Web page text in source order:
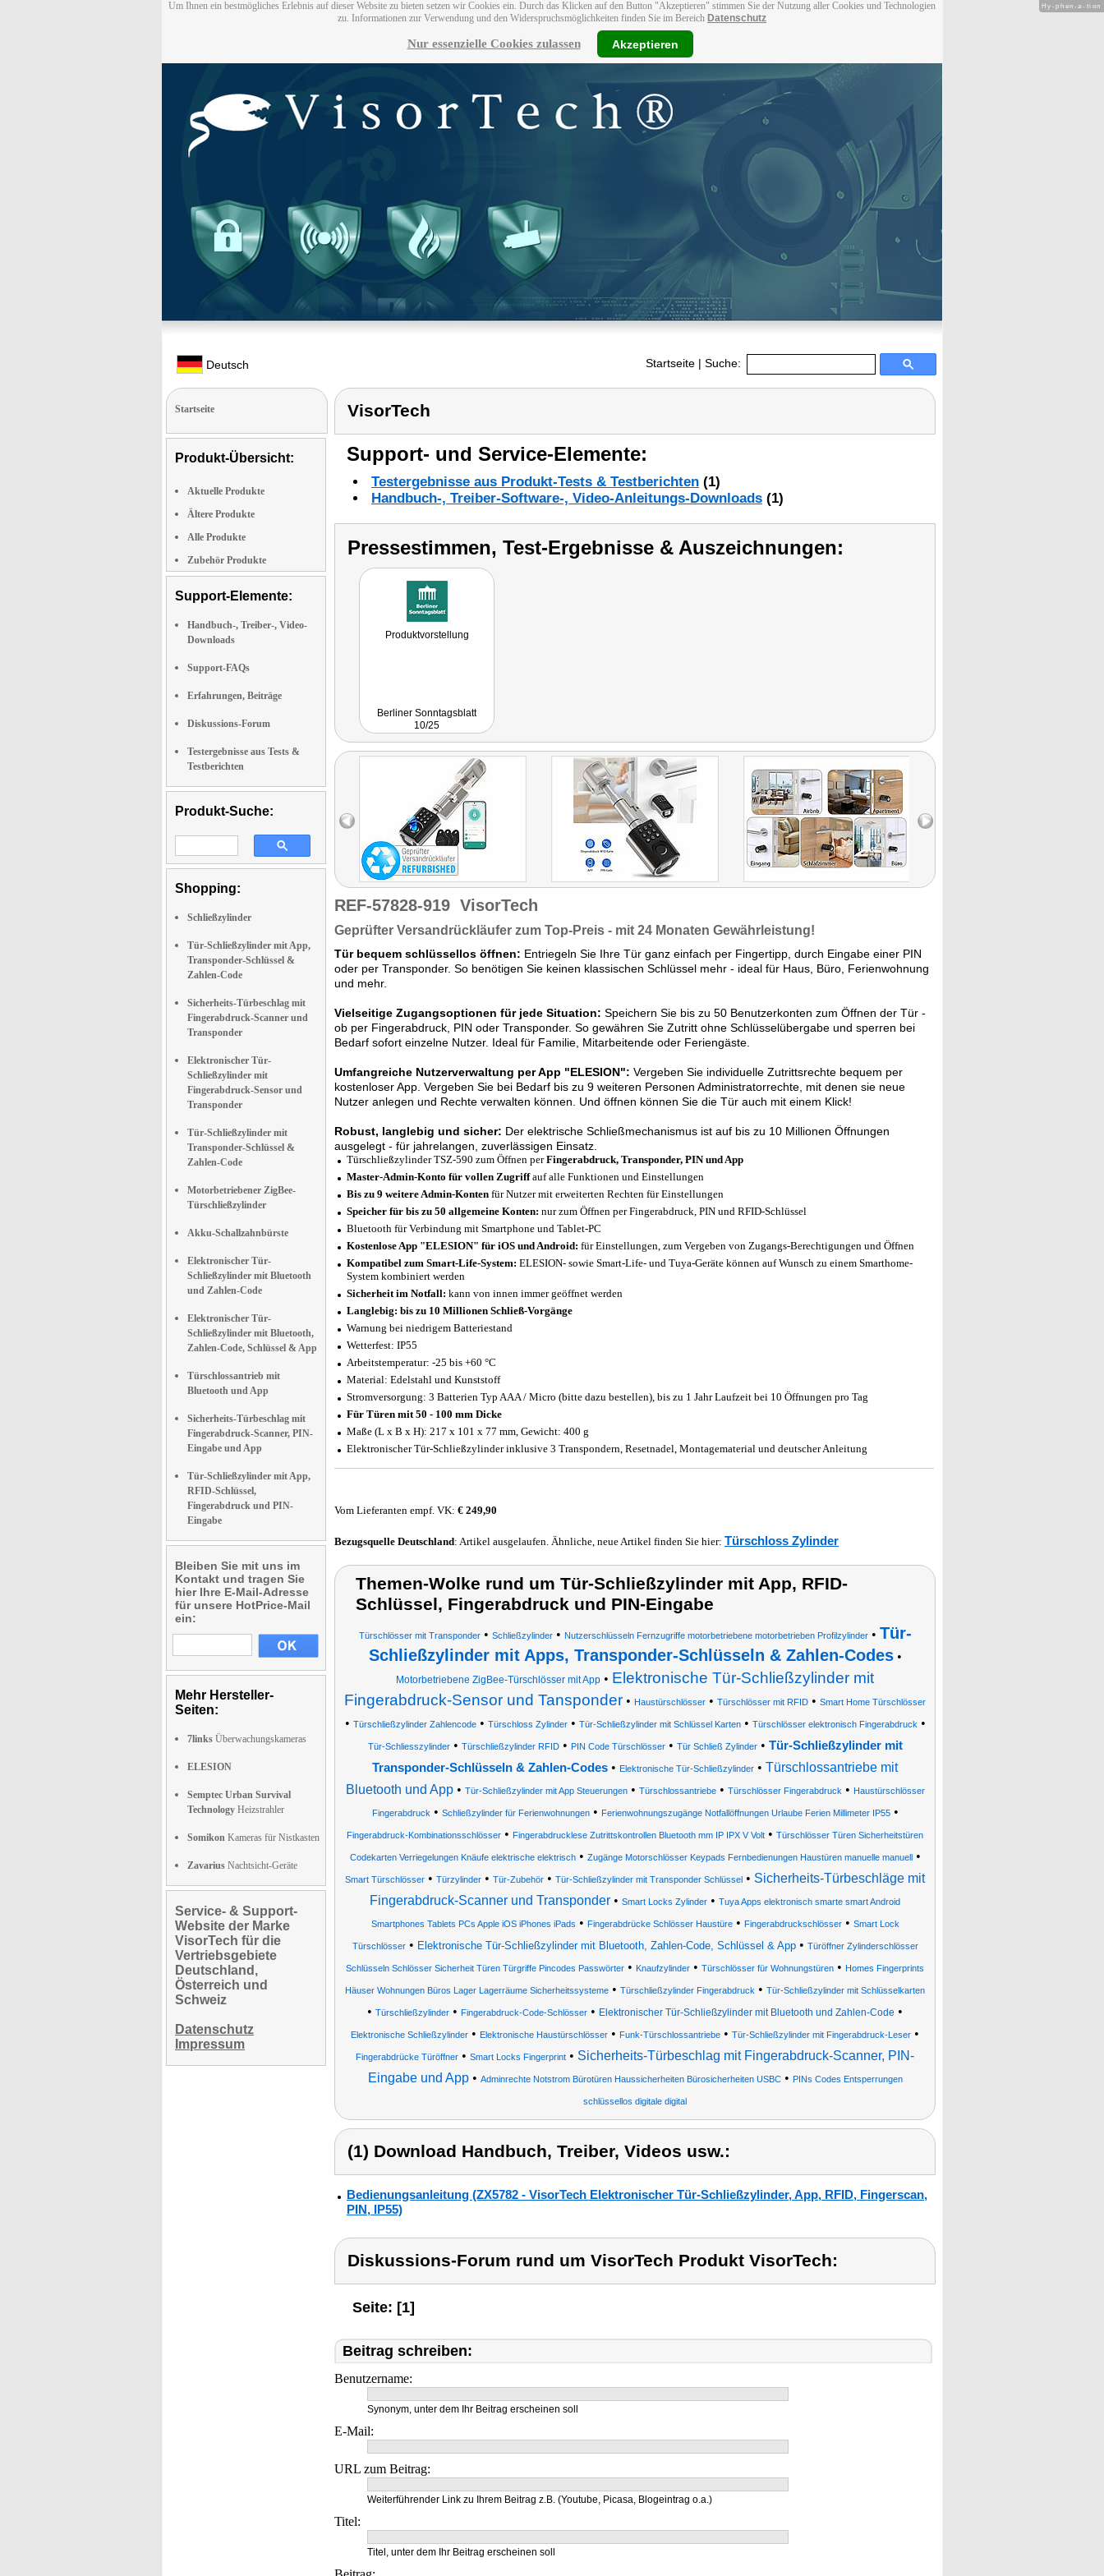
Um Ihnen ein bestmögliches Erlebnis auf dieser Website zu bieten setzen wir Cookies ein. Durch das Klicken auf den Button "Akzeptieren" stimmen Sie der Nutzung aller Cookies und Technologien
zu. Informationen zur Verwendung und den Widerspruchsmöglichkeiten finden Sie im Bereich Datenschutz
Nur essenzielle Cookies zulassen Akzeptieren
Deutsch Startseite | Suche:
Startseite
Produkt-Übersicht:
Aktuelle Produkte
Ältere Produkte
Alle Produkte
Zubehör Produkte
Support-Elemente:
Handbuch-, Treiber-, Video-
Downloads
Support-FAQs
Erfahrungen, Beiträge
Diskussions-Forum
Testergebnisse aus Tests &
Testberichten
Produkt-Suche:
Shopping:
Schließzylinder
Tür-Schließzylinder mit App,
Transponder-Schlüssel &
Zahlen-Code
Sicherheits-Türbeschlag mit
Fingerabdruck-Scanner und
Transponder
Elektronischer Tür-
Schließzylinder mit
Fingerabdruck-Sensor und
Transponder
Tür-Schließzylinder mit
Transponder-Schlüssel &
Zahlen-Code
Motorbetriebener ZigBee-
Türschließzylinder
Akku-Schallzahnbürste
Elektronischer Tür-
Schließzylinder mit Bluetooth
und Zahlen-Code
Elektronischer Tür-
Schließzylinder mit Bluetooth,
Zahlen-Code, Schlüssel & App
Türschlossantrieb mit
Bluetooth und App
Sicherheits-Türbeschlag mit
Fingerabdruck-Scanner, PIN-
Eingabe und App
Tür-Schließzylinder mit App,
RFID-Schlüssel,
Fingerabdruck und PIN-
Eingabe
Bleiben Sie mit uns im
Kontakt und tragen Sie
hier Ihre E-Mail-Adresse
für unsere HotPrice-Mail
ein:
Mehr Hersteller-
Seiten:
7links Überwachungskameras
ELESION
Semptec Urban Survival
Technology Heizstrahler
Somikon Kameras für Nistkasten
Zavarius Nachtsicht-Geräte
Service- & Support-
Website der Marke
VisorTech für die
Vertriebsgebiete
Deutschland,
Österreich und
Schweiz
Datenschutz
Impressum
VisorTech
Support- und Service-Elemente:
Testergebnisse aus Produkt-Tests & Testberichten (1)
Handbuch-, Treiber-Software-, Video-Anleitungs-Downloads (1)
Pressestimmen, Test-Ergebnisse & Auszeichnungen:
Produktvorstellung
Berliner Sonntagsblatt
10/25
REF-57828-919 VisorTech
Geprüfter Versandrückläufer zum Top-Preis - mit 24 Monaten Gewährleistung!
Tür bequem schlüssellos öffnen: Entriegeln Sie Ihre Tür ganz einfach per Fingertipp, durch Eingabe einer PIN
oder per Transponder. So benötigen Sie keinen klassischen Schlüssel mehr - ideal für Haus, Büro, Ferienwohnung
und mehr.
Vielseitige Zugangsoptionen für jede Situation: Speichern Sie bis zu 50 Benutzerkonten zum Öffnen der Tür -
ob per Fingerabdruck, PIN oder Transponder. So gewähren Sie Zutritt ohne Schlüsselübergabe und sperren bei
Bedarf sofort einzelne Nutzer. Ideal für Familie, Mitarbeitende oder Feriengäste.
Umfangreiche Nutzerverwaltung per App "ELESION": Vergeben Sie individuelle Zutrittsrechte bequem per
kostenloser App. Vergeben Sie bei Bedarf bis zu 9 weiteren Personen Administratorrechte, mit denen sie neue
Nutzer anlegen und Rechte verwalten können. Und öffnen können Sie die Tür auch mit einem Klick!
Robust, langlebig und sicher: Der elektrische Schließmechanismus ist auf bis zu 10 Millionen Öffnungen
ausgelegt - für jahrelangen, zuverlässigen Einsatz.
Türschließzylinder TSZ-590 zum Öffnen perFingerabdruck, Transponder, PIN und App
Master-Admin-Konto für vollen Zugriffauf alle Funktionen und Einstellungen
Bis zu 9 weitere Admin-Konten für Nutzer mit erweiterten Rechten für Einstellungen
Speicher für bis zu 50 allgemeine Konten: nur zum Öffnen per Fingerabdruck, PIN und RFID-Schlüssel
Bluetooth für Verbindung mit Smartphone und Tablet-PC
Kostenlose App "ELESION" für iOS und Android: für Einstellungen, zum Vergeben von Zugangs-Berechtigungen und Öffnen
Kompatibel zum Smart-Life-System: ELESION- sowie Smart-Life- und Tuya-Geräte können auf Wunsch zu einem Smarthome-
System kombiniert werden
Sicherheit im Notfall: kann von innen immer geöffnet werden
Langlebig: bis zu 10 Millionen Schließ-Vorgänge
Warnung bei niedrigem Batteriestand
Wetterfest: IP55
Arbeitstemperatur: -25 bis +60 °C
Material: Edelstahl und Kunststoff
Stromversorgung: 3 Batterien Typ AAA / Micro (bitte dazu bestellen), bis zu 1 Jahr Laufzeit bei 10 Öffnungen pro Tag
Für Türen mit 50 - 100 mm Dicke
Maße (L x B x H): 217 x 101 x 77 mm, Gewicht: 400 g
Elektronischer Tür-Schließzylinder inklusive 3 Transpondern, Resetnadel, Montagematerial und deutscher Anleitung
Vom Lieferanten empf. VK: € 249,90
Bezugsquelle Deutschland: Artikel ausgelaufen. Ähnliche, neue Artikel finden Sie hier: Türschloss Zylinder
Themen-Wolke rund um Tür-Schließzylinder mit App, RFID-
Schlüssel, Fingerabdruck und PIN-Eingabe
Türschlösser mit Transponder• Schließzylinder• Nutzerschlüsseln Fernzugriffe motorbetriebene motorbetrieben Profilzylinder• Tür-
Schließzylinder mit Apps, Transponder-Schlüsseln & Zahlen-Codes•
Motorbetriebene ZigBee-Türschlösser mit App • Elektronische Tür-Schließzylinder mit
Fingerabdruck-Sensor und Tansponder • Haustürschlösser • Türschlösser mit RFID • Smart Home Türschlösser
• Türschließzylinder Zahlencode• Türschloss Zylinder• Tür-Schließzylinder mit Schlüssel Karten• Türschlösser elektronisch Fingerabdruck •
Tür-Schliesszylinder• Türschließzylinder RFID• PIN Code Türschlösser• Tür Schließ Zylinder• Tür-Schließzylinder mit
Transponder-Schlüsseln & Zahlen-Codes • Elektronische Tür-Schließzylinder • Türschlossantriebe mit
Bluetooth und App• Tür-Schließzylinder mit App Steuerungen• Türschlossantriebe• Türschlösser Fingerabdruck • Haustürschlösser
Fingerabdruck • Schließzylinder für Ferienwohnungen• Ferienwohnungszugänge Notfallöffnungen Urlaube Ferien Millimeter IP55•
Fingerabdruck-Kombinationsschlösser • Fingerabdrucklese Zutrittskontrollen Bluetooth mm IP IPX V Volt • Türschlösser Türen Sicherheitstüren
Codekarten Verriegelungen Knäufe elektrische elektrisch• Zugänge Motorschlösser Keypads Fernbedienungen Haustüren manuelle manuell•
Smart Türschlösser • Türzylinder • Tür-Zubehör • Tür-Schließzylinder mit Transponder Schlüssel • Sicherheits-Türbeschläge mit
Fingerabdruck-Scanner und Transponder • Smart Locks Zylinder • Tuya Apps elektronisch smarte smart Android
Smartphones Tablets PCs Apple iOS iPhones iPads • Fingerabdrücke Schlösser Haustüre• Fingerabdruckschlösser• Smart Lock
Türschlösser• Elektronische Tür-Schließzylinder mit Bluetooth, Zahlen-Code, Schlüssel & App• Türöffner Zylinderschlösser
Schlüsseln Schlösser Sicherheit Türen Türgriffe Pincodes Passwörter • Knaufzylinder • Türschlösser für Wohnungstüren • Homes Fingerprints
Häuser Wohnungen Büros Lager Lagerräume Sicherheitssysteme • Türschließzylinder Fingerabdruck • Tür-Schließzylinder mit Schlüsselkarten
• Türschließzylinder • Fingerabdruck-Code-Schlösser • Elektronischer Tür-Schließzylinder mit Bluetooth und Zahlen-Code •
Elektronische Schließzylinder • Elektronische Haustürschlösser • Funk-Türschlossantriebe • Tür-Schließzylinder mit Fingerabdruck-Leser •
Fingerabdrücke Türöffner • Smart Locks Fingerprint • Sicherheits-Türbeschlag mit Fingerabdruck-Scanner, PIN-
Eingabe und App• Adminrechte Notstrom Bürotüren Haussicherheiten Bürosicherheiten USBC• PINs Codes Entsperrungen
schlüssellos digitale digital
(1) Download Handbuch, Treiber, Videos usw.:
Bedienungsanleitung (ZX5782 - VisorTech Elektronischer Tür-Schließzylinder, App, RFID, Fingerscan,
PIN, IP55)
Diskussions-Forum rund um VisorTech Produkt VisorTech:
Seite: [1]
Beitrag schreiben:
Benutzername:
Synonym, unter dem Ihr Beitrag erscheinen soll
E-Mail:
URL zum Beitrag:
Weiterführender Link zu Ihrem Beitrag z.B. (Youtube, Picasa, Blogeintrag o.a.)
Titel:
Titel, unter dem Ihr Beitrag erscheinen soll
Hy-phen-a-tion